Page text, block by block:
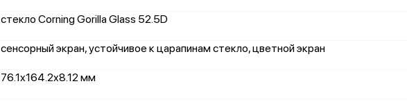
стекло Corning Gorilla Glass 52.5D
сенсорный экран, устойчивое к царапинам стекло, цветной экран
76.1x164.2x8.12 мм